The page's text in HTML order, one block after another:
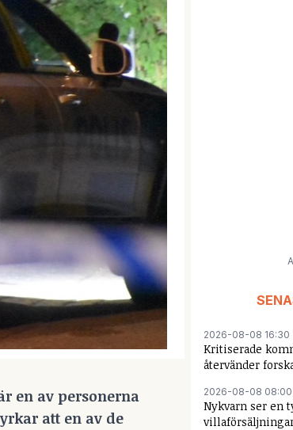
en av personerna
att en av de
2026-08-08 16:30
Kritiserade
återvänder
2026-08-08 08:00
Nykvarn ser en